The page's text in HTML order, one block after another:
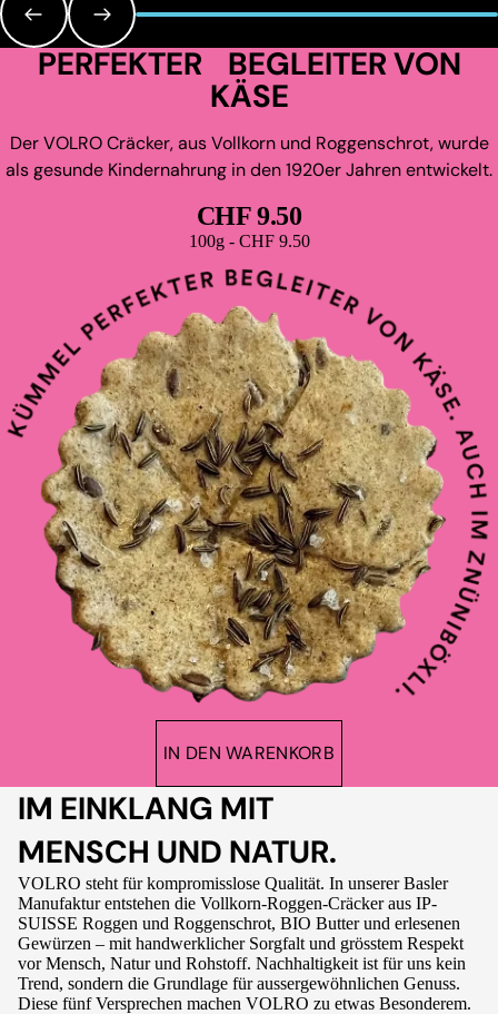
PERFEKTER BEGLEITER VON
KÄSE
Der VOLRO Cräcker, aus Vollkorn und Roggenschrot, wurde
als gesunde Kindernahrung in den 1920er Jahren entwickelt.
CHF 9.50
Grundpreis
100g - CHF 9.50
IN DEN WARENKORB
IM EINKLANG MIT
MENSCH UND NATUR.
VOLRO steht für kompromisslose Qualität. In unserer Basler
Manufaktur entstehen die Vollkorn-Roggen-Cräcker aus IP-
SUISSE Roggen und Roggenschrot, BIO Butter und erlesenen
Gewürzen – mit handwerklicher Sorgfalt und grösstem Respekt
vor Mensch, Natur und Rohstoff. Nachhaltigkeit ist für uns kein
Trend, sondern die Grundlage für aussergewöhnlichen Genuss.
Diese fünf Versprechen machen VOLRO zu etwas Besonderem.